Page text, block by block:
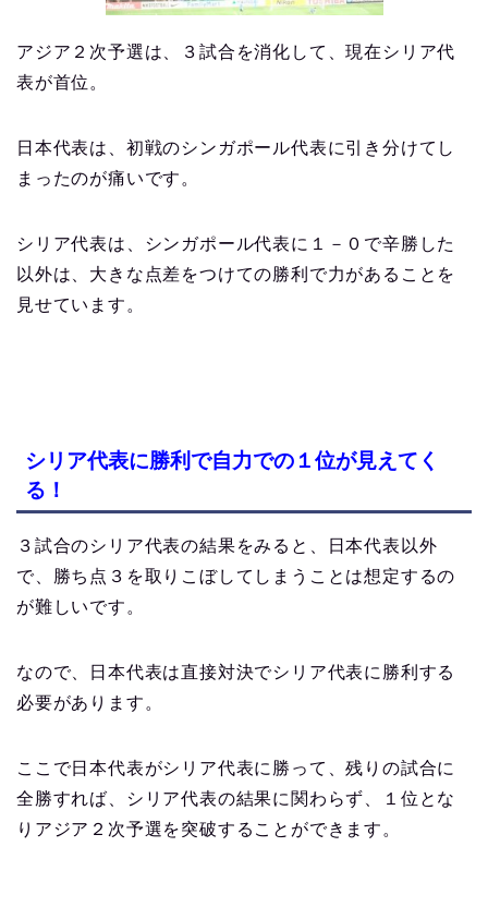
アジア２次予選は、３試合を消化して、現在シリア代
表が首位。
日本代表は、初戦のシンガポール代表に引き分けてし
まったのが痛いです。
シリア代表は、シンガポール代表に１－０で辛勝した
以外は、大きな点差をつけての勝利で力があることを
見せています。
シリア代表に勝利で自力での１位が見えてく
る！
３試合のシリア代表の結果をみると、日本代表以外
で、勝ち点３を取りこぼしてしまうことは想定するの
が難しいです。
なので、日本代表は直接対決でシリア代表に勝利する
必要があります。
ここで日本代表がシリア代表に勝って、残りの試合に
全勝すれば、シリア代表の結果に関わらず、１位とな
りアジア２次予選を突破することができます。